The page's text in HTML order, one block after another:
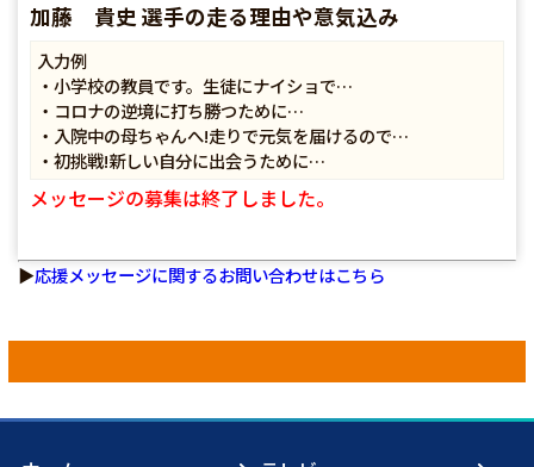
加藤 貴史 選手の走る理由や意気込み
入力例
・小学校の教員です。生徒にナイショで…
・コロナの逆境に打ち勝つために…
・入院中の母ちゃんへ!走りで元気を届けるので…
・初挑戦!新しい自分に出会うために…
メッセージの募集は終了しました。
▶応援メッセージに関するお問い合わせはこちら